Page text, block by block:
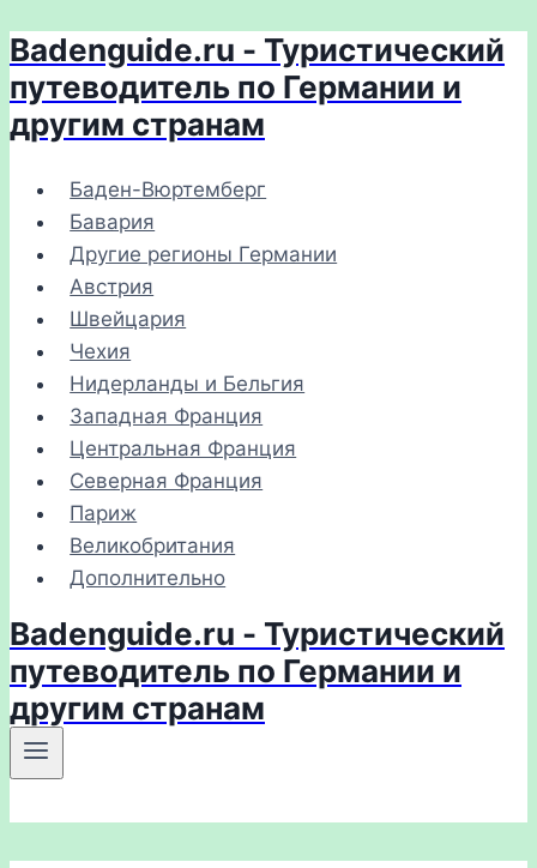
Перейти
к
содержимому
Badenguide.ru - Туристический
путеводитель по Германии и
другим странам
Баден-Вюртемберг
Бавария
Другие регионы Германии
Австрия
Швейцария
Чехия
Нидерланды и Бельгия
Западная Франция
Центральная Франция
Северная Франция
Париж
Великобритания
Дополнительно
Badenguide.ru - Туристический
путеводитель по Германии и
другим странам